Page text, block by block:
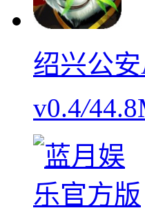
绍兴公安
v0.4/